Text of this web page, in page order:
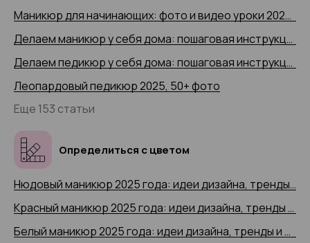
Маникюр для начинающих: фото и видео уроки 2025 года
Делаем маникюр у себя дома: пошаговая инструкция 2025 (+ видео)
Делаем педикюр у себя дома: пошаговая инструкция 2025 года с 50+ фото
Леопардовый педикюр 2025, 50+ фото
Еще 153 статьи
Определиться с цветом
Нюдовый маникюр 2025 года: идеи дизайна, тренды и новинки, 200+ фото
Красный маникюр 2025 года: идеи дизайна, тренды и новинки, 200+ фото
Белый маникюр 2025 года: идеи дизайна, тренды и новинки, 200+ фото